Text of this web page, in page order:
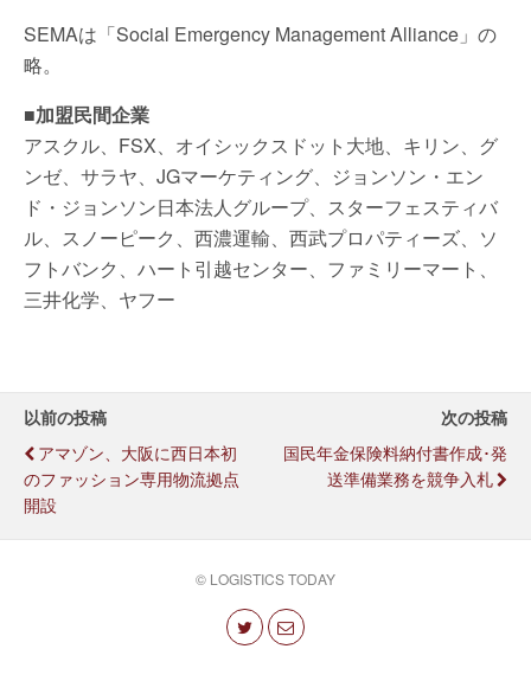
SEMAは「Social Emergency Management Alliance」の
略。
■加盟民間企業
アスクル、FSX、オイシックスドット大地、キリン、グ
ンゼ、サラヤ、JGマーケティング、ジョンソン・エン
ド・ジョンソン日本法人グループ、スターフェスティバ
ル、スノーピーク、西濃運輸、西武プロパティーズ、ソ
フトバンク、ハート引越センター、ファミリーマート、
三井化学、ヤフー
以前の投稿
アマゾン、大阪に西日本初
のファッション専用物流拠点
開設
次の投稿
国民年金保険料納付書作成･発
送準備業務を競争入札
© LOGISTICS TODAY